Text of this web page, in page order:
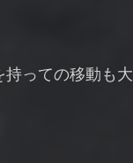
っての移動も大